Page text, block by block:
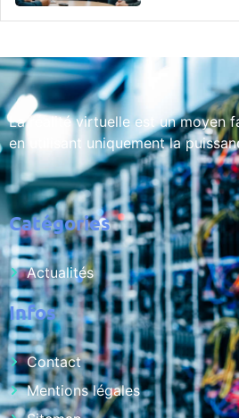
La réalité virtuelle est un moyen
en utilisant uniquement la
Catégories
Actualités
Infos
Contact
Mentions légales